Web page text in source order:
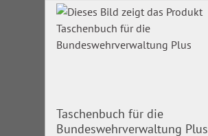
Taschenbuch für die
Bundeswehrverwaltung Plus